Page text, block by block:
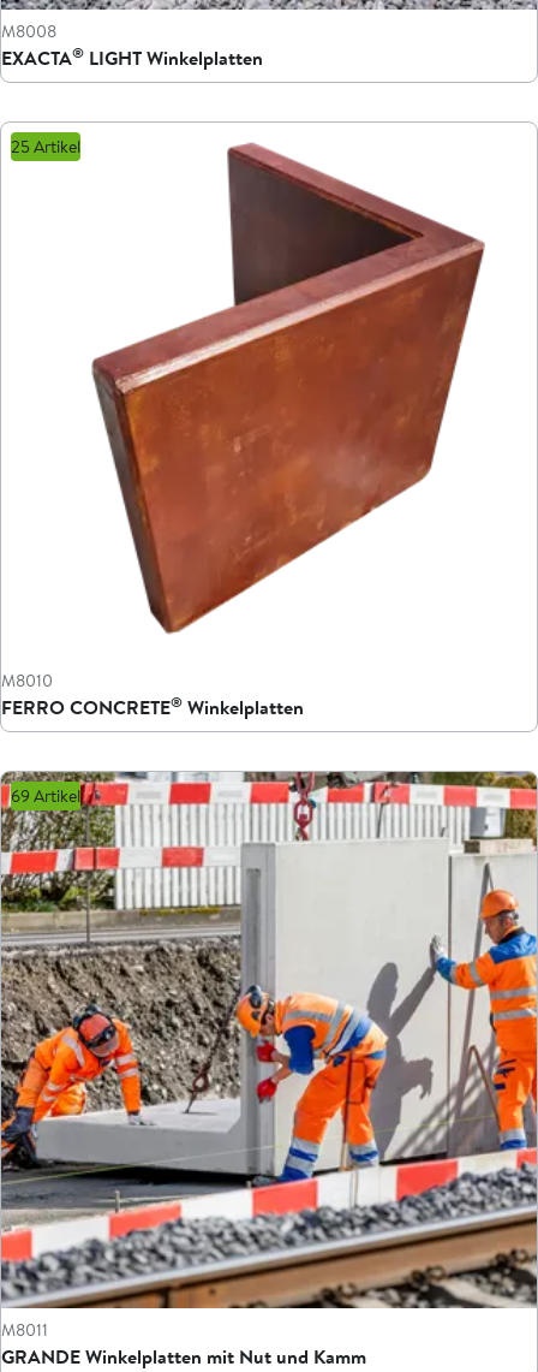
M8008
EXACTA® LIGHT Winkelplatten
25 Artikel
M8010
FERRO CONCRETE® Winkelplatten
69 Artikel
M8011
GRANDE Winkelplatten mit Nut und Kamm